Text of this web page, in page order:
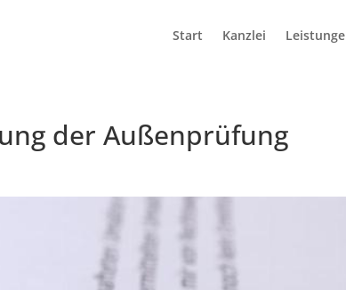
Start Kanzlei
der Außenprüfung